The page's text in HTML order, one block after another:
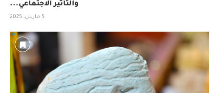
والتأثير الاجتماعي...
5 مارس، 2025